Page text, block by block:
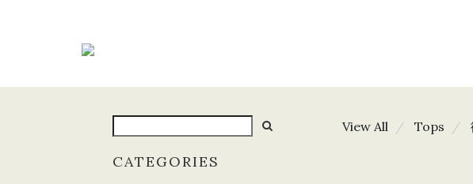
CATEGORIES
View All Tops